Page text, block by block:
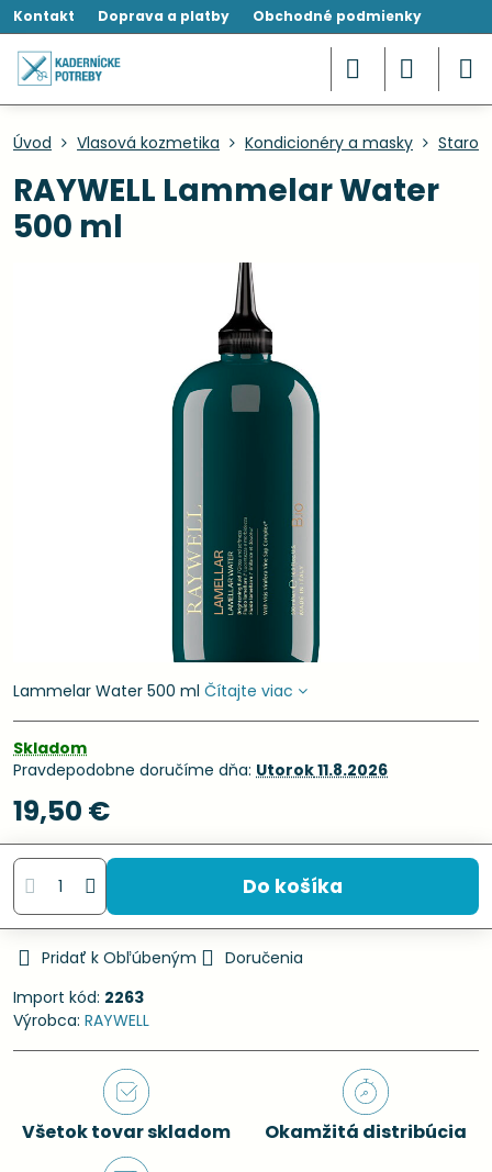
Kontakt Doprava a platby Obchodné podmienky
Úvod Vlasová kozmetika Kondicionéry a masky
RAYWELL Lammelar Water
500 ml
Lammelar Water 500 ml Čítajte viac
Skladom
Pravdepodobne doručíme dňa: Utorok11.8.2026
19,50 €
Do košíka
Pridať k Obľúbeným
Doručenia
Import kód: 2263
Výrobca: RAYWELL
Všetok tovar skladom Okamžitá distribúcia